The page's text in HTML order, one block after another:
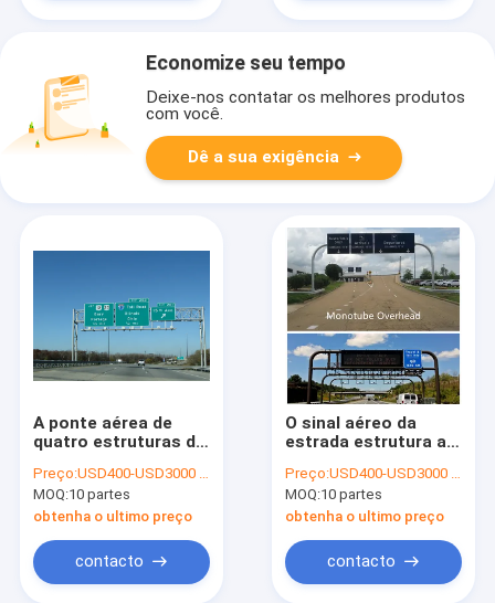
Economize seu tempo
Deixe-nos contatar os melhores produtos
com você.
Dê a sua exigência
A ponte aérea de
quatro estruturas do
galvanizou os cargos
de aço da lâmpada
3m
Preço:USD400-USD3000 /piece
MOQ:10 partes
obtenha o ultimo preço
contacto
O sinal aéreo da
estrada estrutura a
galvanizada Rod Full
Span Sign Bridge de
mergulho quente
Preço:USD400-USD3000 /piece
MOQ:10 partes
obtenha o ultimo preço
contacto